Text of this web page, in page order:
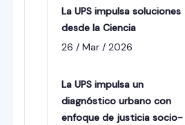
La UPS impulsa soluciones
desde la Ciencia
26 / Mar / 2026
La UPS impulsa un
diagnóstico urbano con
enfoque de justicia socio-